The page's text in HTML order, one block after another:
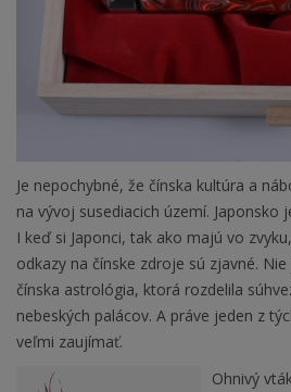
Je nepochybné, že čínska kultúra a
na vývoj susediacich území.
I keď si Japonci, tak ako majú vo
odkazy na čínske zdroje sú zjavné.
čínska astrológia, ktorá rozdelila
nebeských palácov. A práve jeden z
veľmi zaujímať.
Ohnivý